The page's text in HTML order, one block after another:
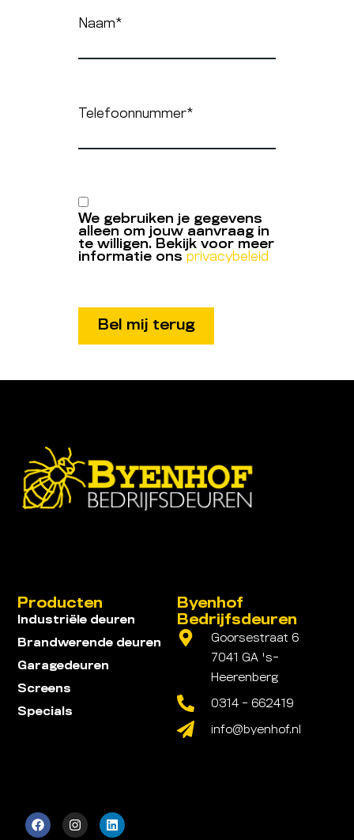
Naam*
Telefoonnummer*
We gebruiken je gegevens
alleen om jouw aanvraag in
te willigen. Bekijk voor meer
informatie ons privacybeleid
Byenhof
Bedrijfsdeuren
Goorsestraat 6
7041 GA 's-
Heerenberg
0314 - 662419
info@byenhof.nl
Producten
Industriële deuren
Brandwerende deuren
Garagedeuren
Screens
Specials